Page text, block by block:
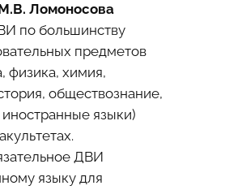
Ломоносова
по большинству
предметов
физика, химия,
обществознание,
иностранные языки)
ДВИ
языку для